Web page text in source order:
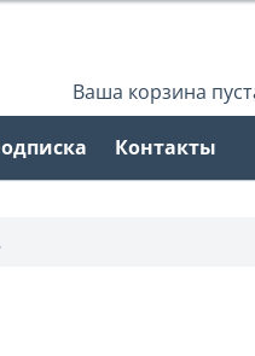
Ваша корзина
Контакты